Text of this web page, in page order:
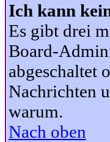
Ich kann
Es gibt drei
Board-
abgeschaltet
Nachrichten
warum.
Nach oben